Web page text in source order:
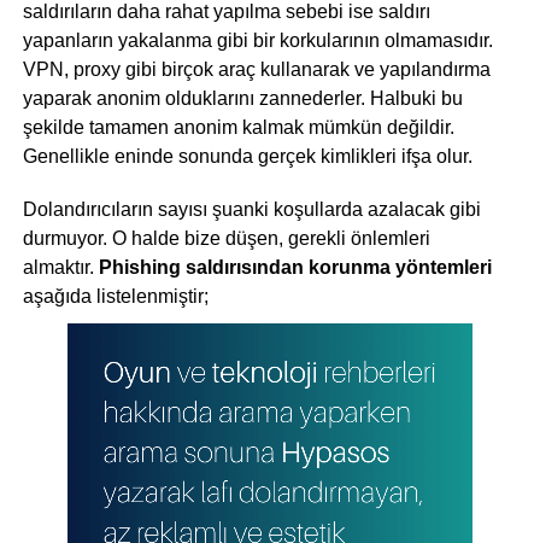
saldırıların daha rahat yapılma sebebi ise saldırı
yapanların yakalanma gibi bir korkularının olmamasıdır.
VPN, proxy gibi birçok araç kullanarak ve yapılandırma
yaparak anonim olduklarını zannederler. Halbuki bu
şekilde tamamen anonim kalmak mümkün değildir.
Genellikle eninde sonunda gerçek kimlikleri ifşa olur.
Dolandırıcıların sayısı şuanki koşullarda azalacak gibi
durmuyor. O halde bize düşen, gerekli önlemleri
almaktır. Phishing saldırısından korunma yöntemleri
aşağıda listelenmiştir;